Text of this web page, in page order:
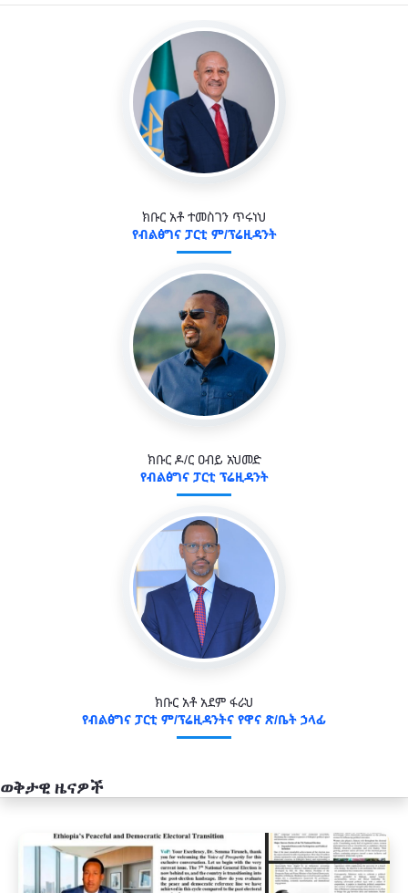
ክቡር አቶ ተመስገን ጥሩነህ
የብልፅግና ፓርቲ ም/ፕሬዚዳንት
ክቡር ዶ/ር ዐብይ አህመድ
የብልፅግና ፓርቲ ፕሬዚዳንት
ክቡር አቶ አደም ፋራህ
የብልፅግና ፓርቲ ም/ፕሬዚዳንትና የዋና ጽ/ቤት ኃላፊ
ወቅታዊ ዜናዎች
አዲስ